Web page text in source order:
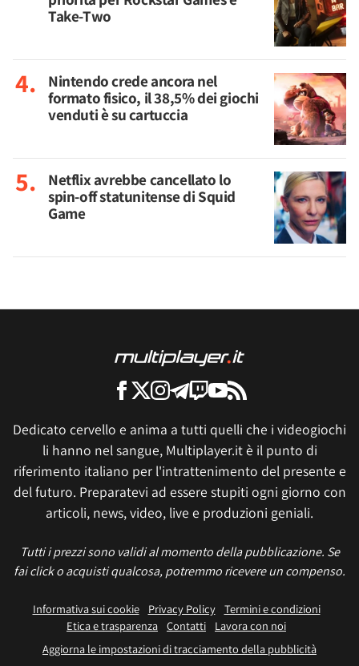
Take-Two
Nintendo crede ancora nel
formato fisico, il 38,5% dei giochi
venduti è su cartuccia
Netflix avrebbe cancellato lo
spin-off statunitense di Squid
Game
Dedicato cervello e anima a tutti quelli che i videogiochi
li hanno nel sangue, Multiplayer.it è il punto di
riferimento italiano per l'intrattenimento del presente e
del futuro. Preparatevi ad essere stupiti ogni giorno con
articoli, news, video, live e produzioni geniali.
Tutti i prezzi sono validi al momento della pubblicazione. Se
fai click o acquisti qualcosa, potremmo ricevere un compenso.
Informativa sui cookie Privacy Policy
Termini e condizioni
Etica e trasparenza Contatti
Lavora con noi
Aggiorna le impostazioni di tracciamento della pubblicità